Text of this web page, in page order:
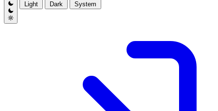
Light Dark System